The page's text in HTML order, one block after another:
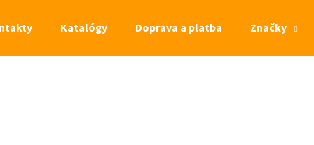
Katalógy Doprava a platba Značky